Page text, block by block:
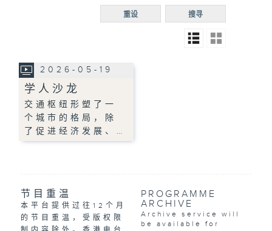
R5
普通
搜寻
重设
2026-05-19
学人沙龙
交通枢纽形塑了一
个城市的格局，除
了促进经济发展、…
节目重温
本平台提供过往12个月
的节目重温，受版权限
PROGRAMME
ARCHIVE
Archive service will
be available for